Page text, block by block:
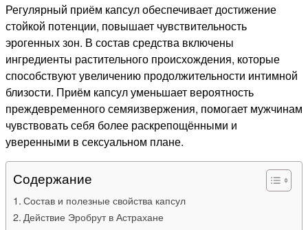
Регулярный приём капсул обеспечивает достижение
стойкой потенции, повышает чувствительность
эрогенных зон. В состав средства включены
ингредиенты растительного происхождения, которые
способствуют увеличению продолжительности интимной
близости. Приём капсул уменьшает вероятность
преждевременного семяизвержения, помогает мужчинам
чувствовать себя более раскрепощёнными и
уверенными в сексуальном плане.
Содержание
Состав и полезные свойства капсул
Действие Эробрут в Астрахане